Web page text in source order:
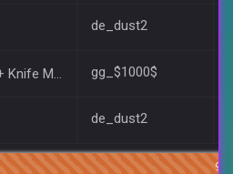
de_dust2
MOD(+18) gg_$1000$
de_dust2